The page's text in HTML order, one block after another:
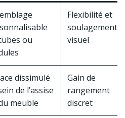
ou
Flexibilité et
soulagement
visuel
dissimulé
de l’assise
meuble
Gain de
rangement
discret